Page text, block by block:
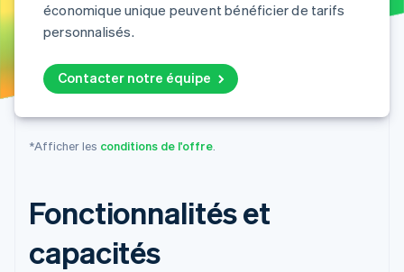
économique unique peuvent bénéficier de tarifs
personnalisés.
Contacter notre équipe
*Afficher les conditions de l'offre
Fonctionnalités et
capacités